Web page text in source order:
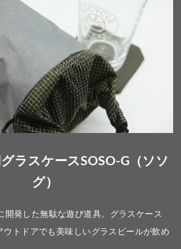
ラスケースSOSO-G（ソソ
グ）
開発した無駄な遊び道具。グラスケース
ウトドアでも美味しいグラスビールが飲め